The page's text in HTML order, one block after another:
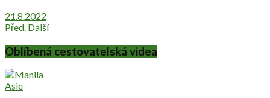
21.8.2022
Před. Další
Oblíbená cestovatelská videa
Asie